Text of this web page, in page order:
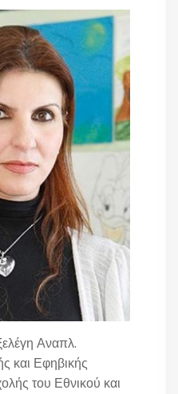
Αναπλ.
και Εφηβικής
του Εθνικού και